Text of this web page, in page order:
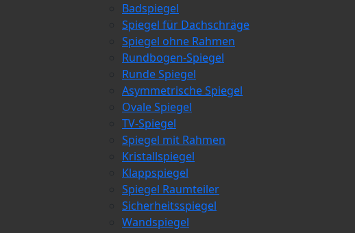
Badspiegel
Spiegel für Dachschräge
Spiegel ohne Rahmen
Rundbogen-Spiegel
Runde Spiegel
Asymmetrische Spiegel
Ovale Spiegel
TV-Spiegel
Spiegel mit Rahmen
Kristallspiegel
Klappspiegel
Spiegel Raumteiler
Sicherheitsspiegel
Wandspiegel